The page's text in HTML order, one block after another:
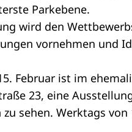
Parkebene.
wird den
vornehmen und
Februar ist im
23, eine
sehen. Werktags